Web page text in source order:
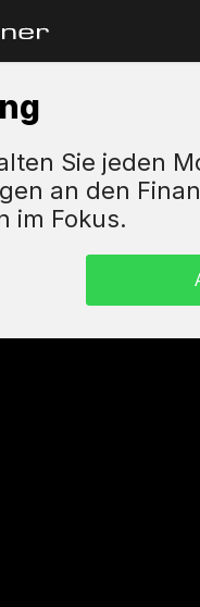
Sie jeden
an den
im Fokus.